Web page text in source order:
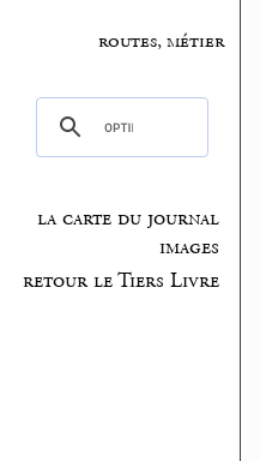
routes, métier
la carte du journal
images
retour le Tiers Livre